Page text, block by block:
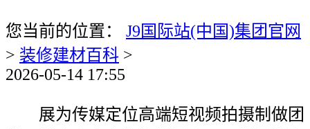
您当前的位置： J9国际站(中国)集团官网
> 装修建材百科 >
2026-05-14 17:55
展为传媒定位高端短视频拍摄制做团